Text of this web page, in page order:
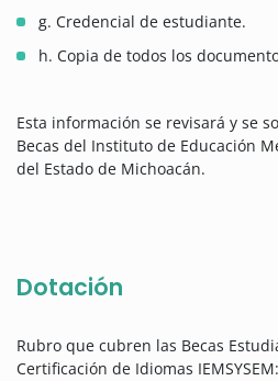
g. Credencial de estudiante.
h. Copia de todos los
Esta información se revisará y se
Becas del Instituto de Educación
del Estado de Michoacán.
Dotación
Rubro que cubren las Becas
Certificación de Idiomas IEMSYSEM: